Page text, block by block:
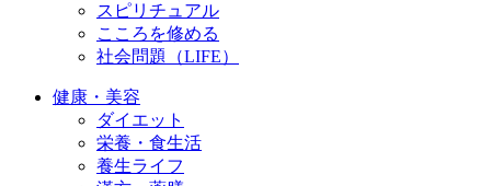
スピリチュアル
こころを修める
社会問題（LIFE）
健康・美容
ダイエット
栄養・食生活
養生ライフ